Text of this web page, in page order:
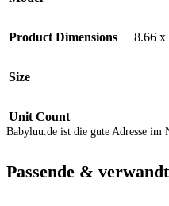
Product Dimensions 8.66 x
Size
Unit Count
Babyluu.de ist die gute Adresse im
Passende &